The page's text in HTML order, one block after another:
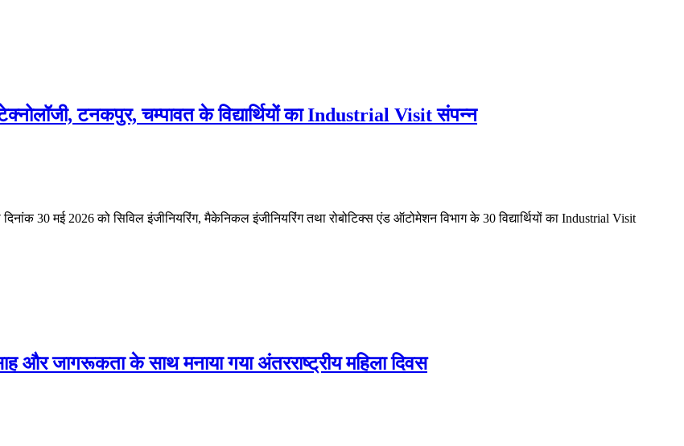
टनकपुर, चम्पावत के विद्यार्थियों का Industrial Visit संपन्न
30 मई 2026 को सिविल इंजीनियरिंग, मैकेनिकल इंजीनियरिंग तथा रोबोटिक्स एंड ऑटोमेशन विभाग के 30 विद्यार्थियों का Industrial Visit
और जागरूकता के साथ मनाया गया अंतरराष्ट्रीय महिला दिवस